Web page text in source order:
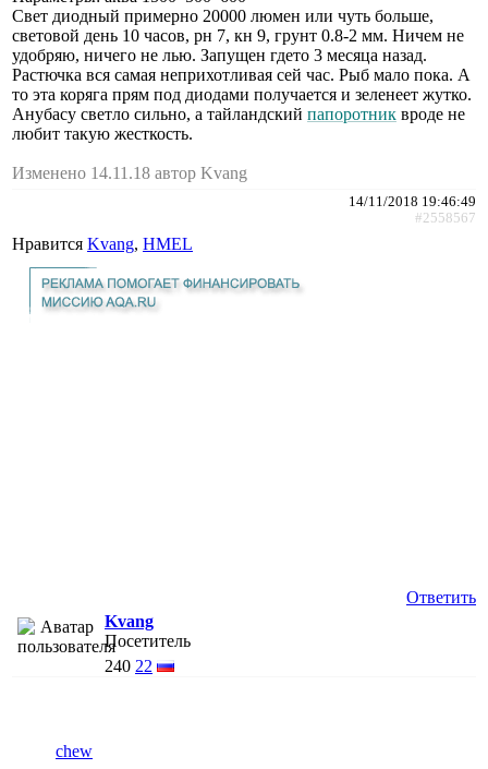
Свет диодный примерно 20000 люмен или чуть больше,
световой день 10 часов, рн 7, кн 9, грунт 0.8-2 мм. Ничем не
удобряю, ничего не лью. Запущен гдето 3 месяца назад.
Растючка вся самая неприхотливая сей час. Рыб мало пока. А
то эта коряга прям под диодами получается и зеленеет жутко.
Анубасу светло сильно, а тайландский папоротник вроде не
любит такую жесткость.
Изменено 14.11.18 автор Kvang
14/11/2018 19:46:49
#2558567
Нравится Kvang, HMEL
Ответить
Kvang
Посетитель
240 22
chew